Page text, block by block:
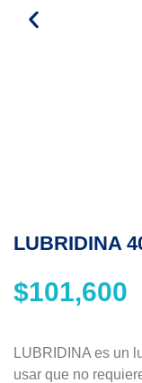
LUBRIDINA
$101,600
LUBRIDINA es un
usar que no